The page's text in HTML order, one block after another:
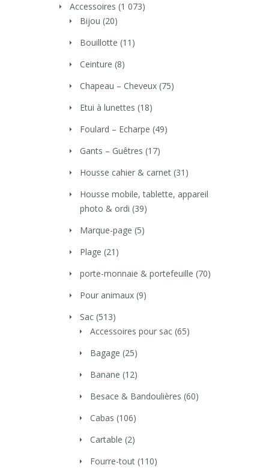
Accessoires (1 073)
Bijou (20)
Bouillotte (11)
Ceinture (8)
Chapeau – Cheveux (75)
Etui à lunettes (18)
Foulard – Echarpe (49)
Gants – Guêtres (17)
Housse cahier & carnet (31)
Housse mobile, tablette, appareil
photo & ordi (39)
Marque-page (5)
Plage (21)
porte-monnaie & portefeuille (70)
Pour animaux (9)
Sac (513)
Accessoires pour sac (65)
Bagage (25)
Banane (12)
Besace & Bandoulières (60)
Cabas (106)
Cartable (2)
Fourre-tout (110)